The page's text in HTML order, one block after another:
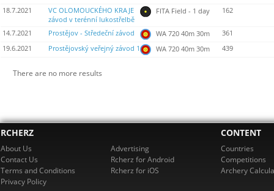
18.7.2021
VC OLOMOUCKÉHO KRAJE
závod v terénní lukostřelbě
FITA Field - 1 day 162
14.7.2021 Prostějov - Středeční závod WA 720 40m 30m
361
19.6.2021
Prostějovský veřejný závod 1 WA 720 40m 30m 439
There are no more results
RCHERZ
About Us
Contact Us
Terms and Conditions
Privacy Policy
Advertising
Rcherz for Android
Rcherz for iOS
CONTENT
Countries
Competitions
Archery